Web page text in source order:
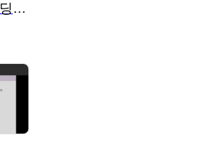
C언어기반 코딩교육